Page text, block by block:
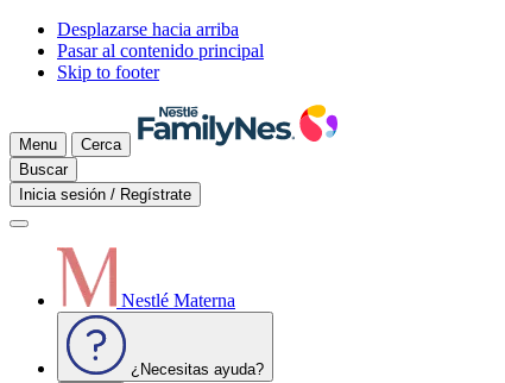
Desplazarse hacia arriba
Pasar al contenido principal
Skip to footer
Menu
Cerca
Buscar
Inicia sesión / Regístrate
Nestlé Materna
¿Necesitas ayuda?